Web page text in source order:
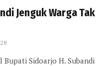
Jenguk Warga Tak
Bupati Sidoarjo H. Subandi